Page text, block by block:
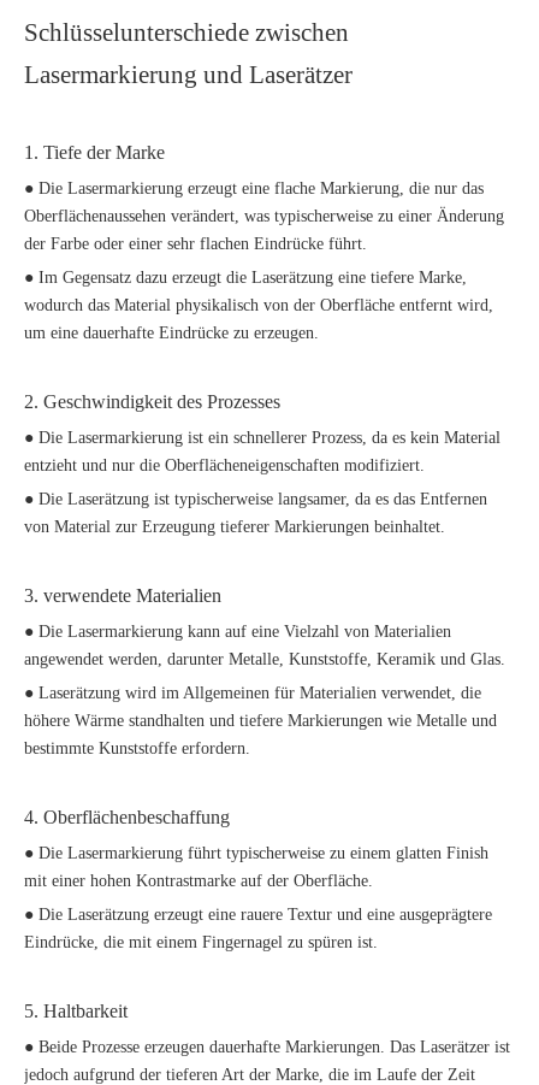
Schlüsselunterschiede zwischen
Lasermarkierung und Laserätzer
1. Tiefe der Marke
● Die Lasermarkierung erzeugt eine flache Markierung, die nur das
Oberflächenaussehen verändert, was typischerweise zu einer Änderung
der Farbe oder einer sehr flachen Eindrücke führt.
● Im Gegensatz dazu erzeugt die Laserätzung eine tiefere Marke,
wodurch das Material physikalisch von der Oberfläche entfernt wird,
um eine dauerhafte Eindrücke zu erzeugen.
2. Geschwindigkeit des Prozesses
● Die Lasermarkierung ist ein schnellerer Prozess, da es kein Material
entzieht und nur die Oberflächeneigenschaften modifiziert.
● Die Laserätzung ist typischerweise langsamer, da es das Entfernen
von Material zur Erzeugung tieferer Markierungen beinhaltet.
3. verwendete Materialien
● Die Lasermarkierung kann auf eine Vielzahl von Materialien
angewendet werden, darunter Metalle, Kunststoffe, Keramik und Glas.
● Laserätzung wird im Allgemeinen für Materialien verwendet, die
höhere Wärme standhalten und tiefere Markierungen wie Metalle und
bestimmte Kunststoffe erfordern.
4. Oberflächenbeschaffung
● Die Lasermarkierung führt typischerweise zu einem glatten Finish
mit einer hohen Kontrastmarke auf der Oberfläche.
● Die Laserätzung erzeugt eine rauere Textur und eine ausgeprägtere
Eindrücke, die mit einem Fingernagel zu spüren ist.
5. Haltbarkeit
● Beide Prozesse erzeugen dauerhafte Markierungen. Das Laserätzer ist
jedoch aufgrund der tieferen Art der Marke, die im Laufe der Zeit